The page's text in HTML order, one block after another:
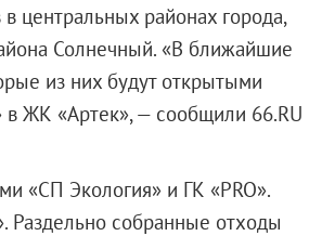
центральных районах города,
Солнечный. «В ближайшие
из них будут открытыми
в ЖК «Артек», — сообщили 66.RU
«СП Экология» и ГК «PRO».
Раздельно собранные отходы